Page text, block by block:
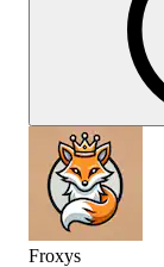
Froxys